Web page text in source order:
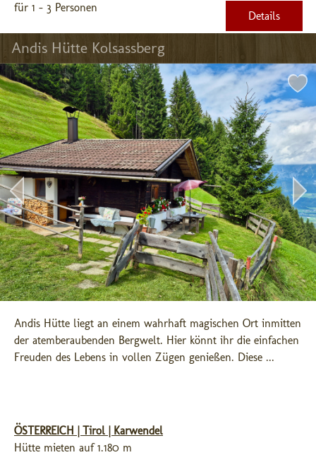
für 1 - 3 Personen
Details
Andis Hütte Kolsassberg
Andis Hütte liegt an einem wahrhaft magischen Ort inmitten
der atemberaubenden Bergwelt. Hier könnt ihr die einfachen
Freuden des Lebens in vollen Zügen genießen. Diese ...
ÖSTERREICH | Tirol | Karwendel
Hütte mieten auf 1.180 m